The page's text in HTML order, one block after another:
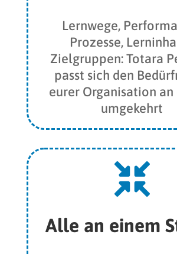
Lernwege,
Prozesse,
Zielgruppen: Totara
passt sich den
eurer Organisation an
umgekehrt

Alle an einem